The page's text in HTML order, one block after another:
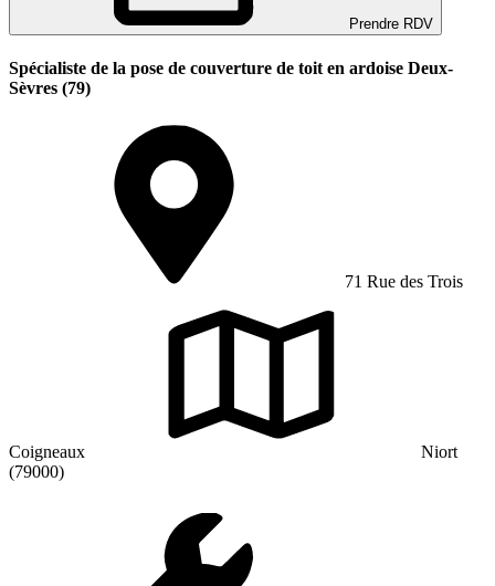
Prendre RDV
Spécialiste de la pose de couverture de toit en ardoise Deux-
Sèvres (79)
71 Rue des Trois
Coigneaux
Niort
(79000)